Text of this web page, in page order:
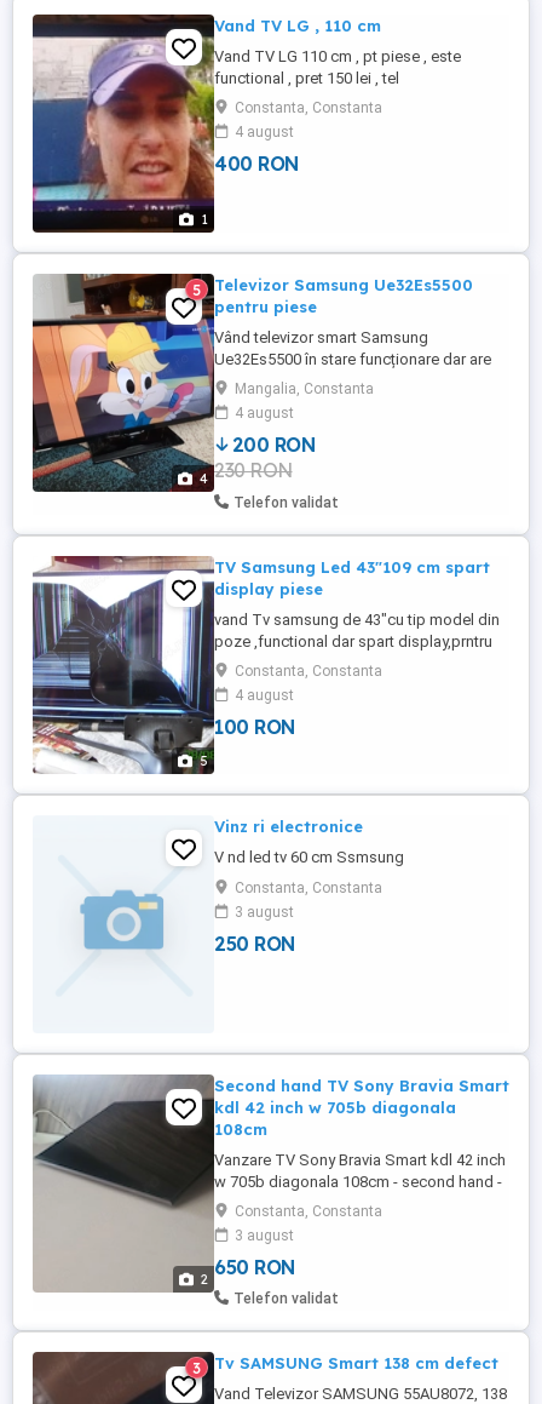
1
Vand TV LG , 110 cm
Vand TV LG 110 cm , pt piese , este
functional , pret 150 lei , tel
Constanta, Constanta
4 august
400 RON
4
5
Televizor Samsung Ue32Es5500
pentru piese
Vând televizor smart Samsung
Ue32Es5500 în stare funcționare dar are
unele leduri de pe bareta LED obosite ,
vede mai întunecat Se vinde pentru piese
sau se poate repara.. Nu trimit !
Mangalia, Constanta
4 august
200 RON
230 RON
Telefon validat
5
TV Samsung Led 43"109 cm spart
display piese
vand Tv samsung de 43"cu tip model din
poze ,functional dar spart display,prntru
piese la 100 lei ,picior Tv samsung ,pret
100 lei si telecomanda originala Samsung
la 50 lei.
Constanta, Constanta
4 august
100 RON
Vinz ri electronice
V nd led tv 60 cm Ssmsung
Constanta, Constanta
3 august
250 RON
2
Second hand TV Sony Bravia Smart
kdl 42 inch w 705b diagonala
108cm
Vanzare TV Sony Bravia Smart kdl 42 inch
w 705b diagonala 108cm - second hand -
stare foarte buna de funcționare - utilizat -
telecomanda si suport integrat pt perete (
nu mai trebuie achizitionat separat ) -
varianta slim - ridicare sau predare
personala
Constanta, Constanta
3 august
650 RON
Telefon validat
3 Tv SAMSUNG Smart 138 cm defect
Vand Televizor SAMSUNG 55AU8072, 138